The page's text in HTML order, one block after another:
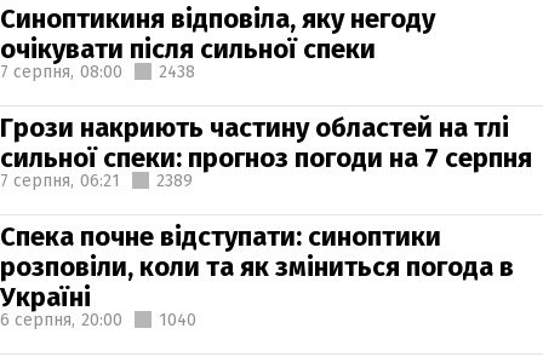
Синоптикиня відповіла, яку негоду
очікувати після сильної спеки
7 серпня, 08:00 2438
Грози накриють частину областей на тлі
сильної спеки: прогноз погоди на 7 серпня
7 серпня, 06:21 2389
Спека почне відступати: синоптики
розповіли, коли та як зміниться погода в
Україні
6 серпня, 20:00 1040